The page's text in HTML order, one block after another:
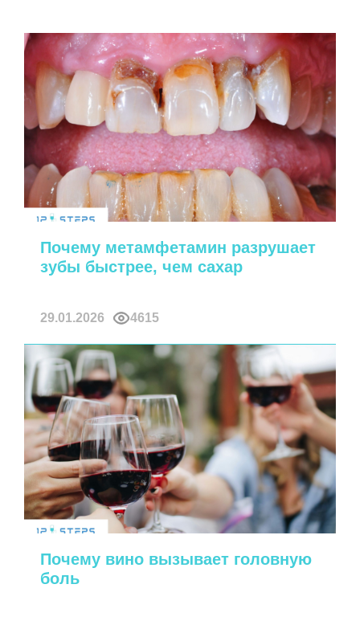
Почему метамфетамин разрушает
зубы быстрее, чем сахар
29.01.2026 4615
Почему вино вызывает головную
боль